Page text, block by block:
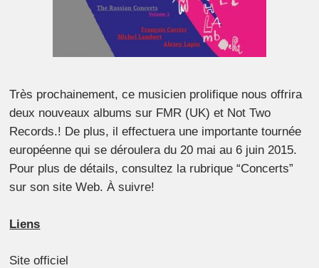
Très prochainement, ce musicien prolifique nous offrira
deux nouveaux albums sur FMR (UK) et Not Two
Records.! De plus, il effectuera une importante tournée
européenne qui se déroulera du 20 mai au 6 juin 2015.
Pour plus de détails, consultez la rubrique “Concerts”
sur son site Web. À suivre!
Liens
Site officiel